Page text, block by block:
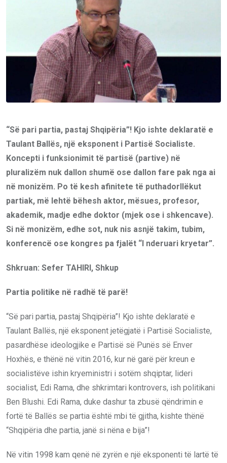
“Së pari partia, pastaj Shqipëria”! Kjo ishte deklaratë e
Taulant Ballës, një eksponent i Partisë Socialiste.
Koncepti i funksionimit të partisë (partive) në
pluralizëm nuk dallon shumë ose dallon fare pak nga ai
në monizëm. Po të kesh afinitete të puthadorllëkut
partiak, më lehtë bëhesh aktor, mësues, profesor,
akademik, madje edhe doktor (mjek ose i shkencave).
Si në monizëm, edhe sot, nuk nis asnjë takim, tubim,
konferencë ose kongres pa fjalët “I nderuari kryetar”.
Shkruan: Sefer TAHIRI, Shkup
Partia politike në radhë të parë!
“Së pari partia, pastaj Shqipëria”! Kjo ishte deklaratë e
Taulant Ballës, një eksponent jetëgjatë i Partisë Socialiste,
pasardhëse ideologjike e Partisë së Punës së Enver
Hoxhës, e thënë në vitin 2016, kur në garë për kreun e
socialistëve ishin kryeministri i sotëm shqiptar, lideri
socialist, Edi Rama, dhe shkrimtari kontrovers, ish politikani
Ben Blushi. Edi Rama, duke dashur ta zbusë qëndrimin e
fortë të Ballës se partia është mbi të gjitha, kishte thënë
“Shqipëria dhe partia, janë si nëna e bija”!
Në vitin 1998 kam qenë në zyrën e një eksponenti të lartë të